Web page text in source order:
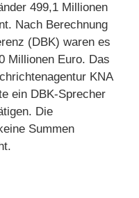
499,1 Millionen
Nach Berechnung
(DBK) waren es
Millionen Euro. Das
KNA
ein DBK-Sprecher
Die
Summen